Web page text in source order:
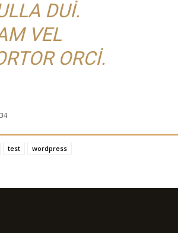
DUI.
VEL
ORCI.
test wordpress